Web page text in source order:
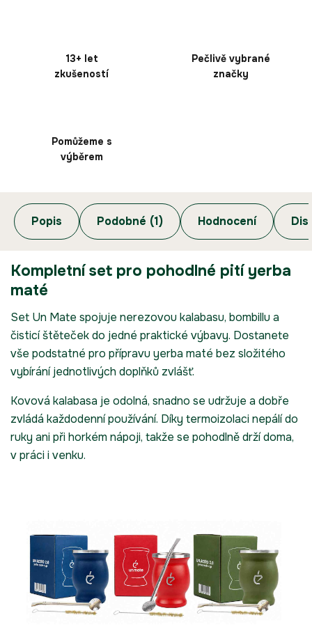
13+ let
zkušeností
Pečlivě vybrané
značky
Pomůžeme s
výběrem
Popis Podobné (1) Hodnocení
Kompletní set pro pohodlné pití yerba
maté
Set Un Mate spojuje nerezovou kalabasu, bombillu a
čisticí štěteček do jedné praktické výbavy. Dostanete
vše podstatné pro přípravu yerba maté bez složitého
vybírání jednotlivých doplňků zvlášť.
Kovová kalabasa je odolná, snadno se udržuje a dobře
zvládá každodenní používání. Díky termoizolaci nepálí do
ruky ani při horkém nápoji, takže se pohodlně drží doma,
v práci i venku.